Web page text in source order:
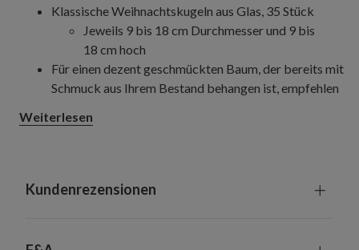
Klassische Weihnachtskugeln aus Glas, 35 Stück
Jeweils 9 bis 18 cm Durchmesser und 9 bis
18 cm hoch
Für einen dezent geschmückten Baum, der bereits mit
Schmuck aus Ihrem Bestand behangen ist, empfehlen
137 cm bis 198 cm, zwei Sets bei einer Baumhöhe von
empfehlen wir jeweils ein zusätzliches Set.
Weiterlesen
Kundenrezensionen